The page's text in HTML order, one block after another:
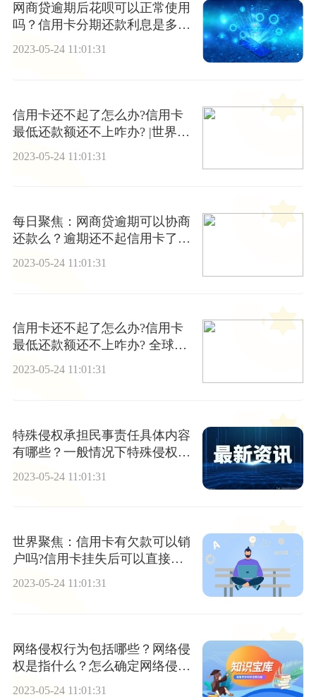
网商贷逾期后花呗可以正常使用
吗？信用卡分期还款利息是多
少？_每日讯息
2023-05-24 11:01:31
信用卡还不起了怎么办?信用卡
最低还款额还不上咋办? |世界速
2023-05-24 11:01:31
每日聚焦：网商贷逾期可以协商
还款么？逾期还不起信用卡了怎
么办？
2023-05-24 11:01:31
信用卡还不起了怎么办?信用卡
最低还款额还不上咋办? 全球焦
点
2023-05-24 11:01:31
特殊侵权承担民事责任具体内容
有哪些？一般情况下特殊侵权怎
2023-05-24 11:01:31
世界聚焦：信用卡有欠款可以销
户吗?信用卡挂失后可以直接注
销吗?
2023-05-24 11:01:31
网络侵权行为包括哪些？网络侵
权是指什么？怎么确定网络侵权
2023-05-24 11:01:31